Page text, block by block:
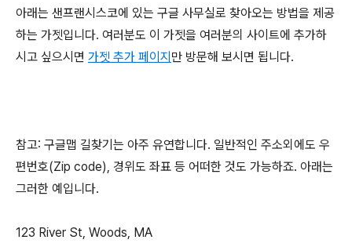
아래는 샌프랜시스코에 있는 구글 사무실로 찾아오는 방법을 제공
하는 가젯입니다. 여러분도 이 가젯을 여러분의 사이트에 추가하
시고 싶으시면 가젯 추가 페이지만 방문해 보시면 됩니다.
참고: 구글맵 길찾기는 아주 유연합니다. 일반적인 주소외에도 우
편번호(Zip code), 경위도 좌표 등 어떠한 것도 가능하죠. 아래는
그러한 예입니다.
123 River St, Woods, MA